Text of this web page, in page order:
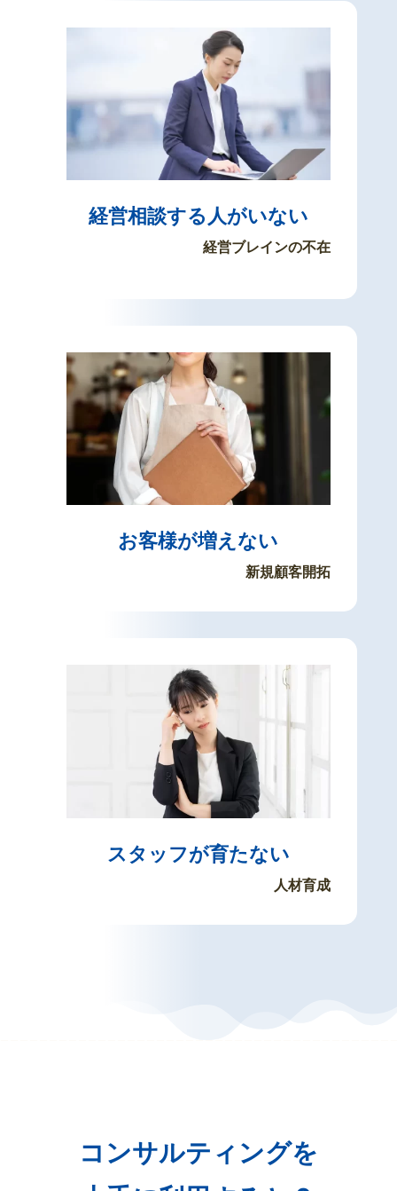
経営相談する人がいない
経営ブレインの不在
お客様が増えない
新規顧客開拓
スタッフが育たない
人材育成
コンサルティングを